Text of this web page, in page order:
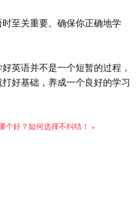
至关重要。确保你正确地学
语并不是一个短暂的过程，
好基础，养成一个良好的学习
个好？如何选择不纠结！ »